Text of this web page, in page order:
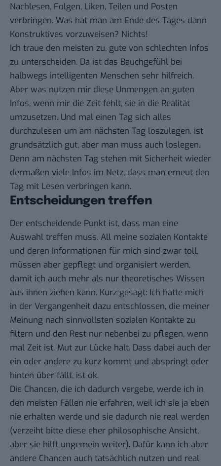
Nachlesen, Folgen, Liken, Teilen und Posten
verbringen. Was hat man am Ende des Tages dann
Konstruktives vorzuweisen? Nichts!
Ich traue den meisten zu, gute von schlechten Infos
zu unterscheiden. Da ist das Bauchgefühl bei
halbwegs intelligenten Menschen sehr hilfreich.
Aber was nutzen mir diese Unmengen an guten
Infos, wenn mir die Zeit fehlt, sie in die Realität
umzusetzen. Und mal einen Tag sich alles
durchzulesen um am nächsten Tag loszulegen, ist
grundsätzlich gut, aber man muss auch loslegen.
Denn am nächsten Tag stehen mit Sicherheit wieder
dermaßen viele Infos im Netz, dass man erneut den
Tag mit Lesen verbringen kann.
Entscheidungen treffen
Der entscheidende Punkt ist, dass man eine
Auswahl treffen muss. All meine sozialen Kontakte
und deren Informationen für mich sind zwar toll,
müssen aber gepflegt und organisiert werden,
damit ich auch mehr als nur theoretisches Wissen
aus ihnen ziehen kann. Kurz gesagt: Ich hatte mich
in der Vergangenheit dazu entschlossen, die meiner
Meinung nach sinnvollsten sozialen Kontakte zu
filtern und den Rest nur nebenbei zu pflegen, wenn
mal Zeit ist. Mut zur Lücke halt. Dass dabei auch der
ein oder andere zu kurz kommt und abspringt oder
hinten über fällt, ist ok.
Die Chancen, die ich dadurch vergebe, werde ich in
den meisten Fällen nie erfahren, weil ich sie ja eben
nie erhalten werde und sie dadurch nie real werden
(verzeiht bitte diese eher philosophische Ansicht,
aber sie hilft ungemein weiter). Dafür kann ich aber
andere Chancen auch tatsächlich nutzen und real